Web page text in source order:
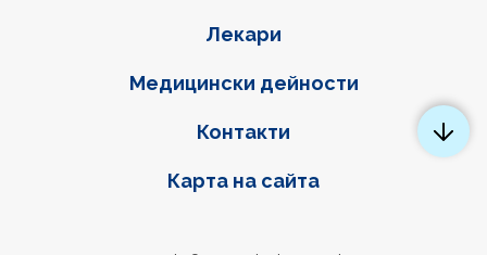
Лекари
Медицински дейности
Контакти
Карта на сайта